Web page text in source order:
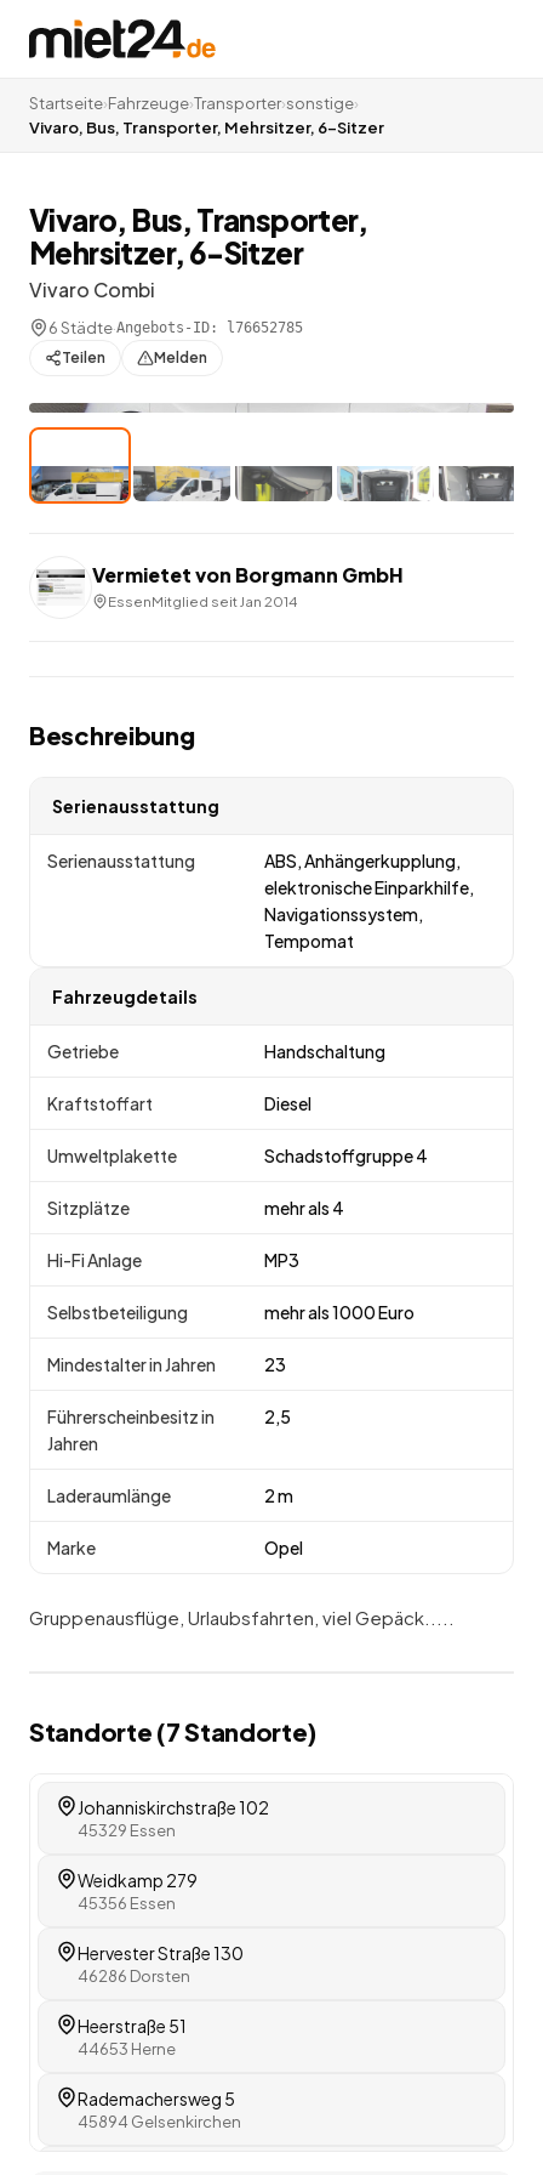
Startseite›Fahrzeuge›Transporter›sonstige›
Vivaro, Bus, Transporter, Mehrsitzer, 6-Sitzer
Vivaro, Bus, Transporter,
Mehrsitzer, 6-Sitzer
Vivaro Combi
6 Städte·Angebots-ID: l76652785
Teilen Melden
Vermietet von Borgmann GmbH
EssenMitglied seit Jan 2014
Beschreibung
Serienausstattung
Serienausstattung
ABS, Anhängerkupplung,
elektronische Einparkhilfe,
Navigationssystem,
Tempomat
Fahrzeugdetails
Getriebe Handschaltung
Kraftstoffart Diesel
Umweltplakette Schadstoffgruppe 4
Sitzplätze mehr als 4
Hi-Fi Anlage MP3
Selbstbeteiligung mehr als 1000 Euro
Mindestalter in Jahren 23
Führerscheinbesitz in
Jahren
2,5
Laderaumlänge 2 m
Marke Opel
Gruppenausflüge, Urlaubsfahrten, viel Gepäck.....
Standorte (7Standorte)
Johanniskirchstraße 102
45329 Essen
Weidkamp 279
45356 Essen
Hervester Straße 130
46286 Dorsten
Heerstraße 51
44653 Herne
Rademachersweg 5
45894 Gelsenkirchen